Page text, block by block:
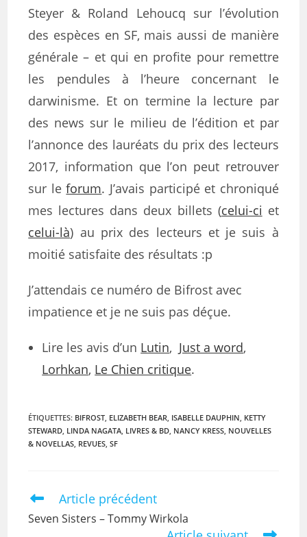
Steyer & Roland Lehoucq sur l’évolution
des espèces en SF, mais aussi de manière
générale – et qui en profite pour remettre
les pendules à l’heure concernant le
darwinisme. Et on termine la lecture par
des news sur le milieu de l’édition et par
l’annonce des lauréats du prix des lecteurs
2017, information que l’on peut retrouver
sur leforum. J’avais participé et chroniqué
mes lectures dans deux billets (celui-ci et
celui-là) au prix des lecteurs et je suis à
moitié satisfaite des résultats :p
J’attendais ce numéro de Bifrost avec
impatience et je ne suis pas déçue.
Lire les avis d’un Lutin, Just a word,
Lorhkan, Le Chien critique.
ÉTIQUETTES: BIFROST, ELIZABETH BEAR, ISABELLE DAUPHIN, KETTY
STEWARD, LINDA NAGATA, LIVRES & BD, NANCY KRESS, NOUVELLES
& NOVELLAS, REVUES, SF
Article précédent
Seven Sisters – Tommy Wirkola